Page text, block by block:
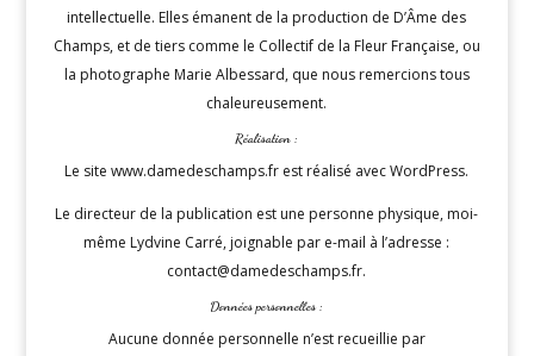
intellectuelle. Elles émanent de la production de D’Âme des
Champs, et de tiers comme le Collectif de la Fleur Française, ou
la photographe Marie Albessard, que nous remercions tous
chaleureusement.
Réalisation :
Le site www.damedeschamps.fr est réalisé avecWordPress.
Le directeur de la publication est une personne physique, moi-
même Lydvine Carré, joignable par e-mail à l’adresse :
contact@damedeschamps.fr.
Données personnelles :
Aucune donnée personnelle n’est recueillie par